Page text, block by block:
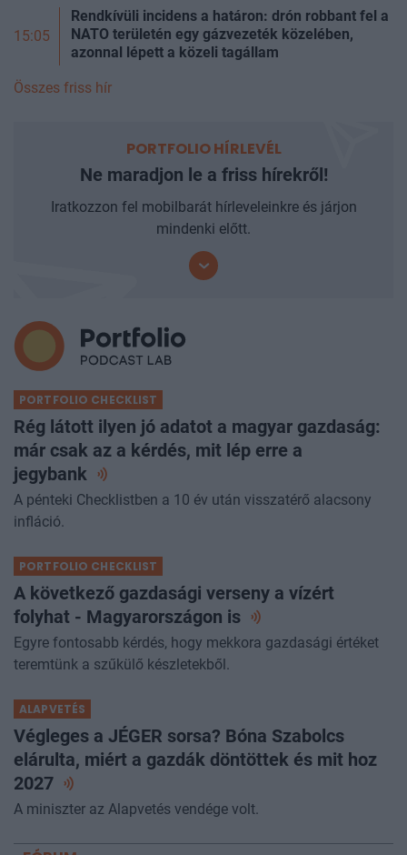
15:05
Rendkívüli incidens a határon: drón robbant fel a
NATO területén egy gázvezeték közelében,
azonnal lépett a közeli tagállam
Összes friss hír
PORTFOLIO HÍRLEVÉL
Ne maradjon le a friss hírekről!
Iratkozzon fel mobilbarát hírleveleinkre és járjon
mindenki előtt.
PORTFOLIO CHECKLIST
Rég látott ilyen jó adatot a magyar gazdaság:
már csak az a kérdés, mit lép erre a
jegybank
A pénteki Checklistben a 10 év után visszatérő alacsony
infláció.
PORTFOLIO CHECKLIST
A következő gazdasági verseny a vízért
folyhat - Magyarországon is
Egyre fontosabb kérdés, hogy mekkora gazdasági értéket
teremtünk a szűkülő készletekből.
ALAPVETÉS
Végleges a JÉGER sorsa? Bóna Szabolcs
elárulta, miért a gazdák döntöttek és mit hoz
2027
A miniszter az Alapvetés vendége volt.